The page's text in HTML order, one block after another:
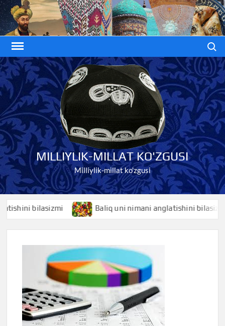
Skip
to
content
MILLIYLIK-MILLAT KO'ZGUSI
Milliylik-millat ko'zgusi
bilasizmi Baliq uni nimani anglatishini bilasizmi